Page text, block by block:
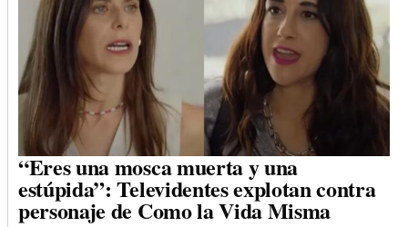
“Eres una mosca muerta y una
estúpida”: Televidentes explotan contra
personaje de Como la Vida Misma